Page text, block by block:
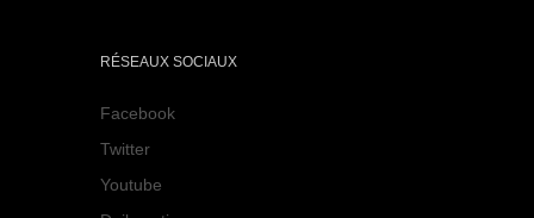
RÉSEAUX SOCIAUX
Facebook
Twitter
Youtube